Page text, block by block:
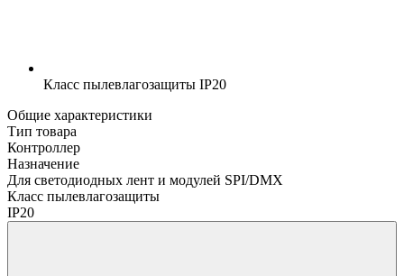
Класс пылевлагозащиты IP20
Общие характеристики
Тип товара
Контроллер
Назначение
Для светодиодных лент и модулей SPI/DMX
Класс пылевлагозащиты
IP20